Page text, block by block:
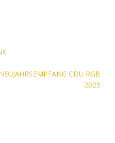
CDU RGB
2023